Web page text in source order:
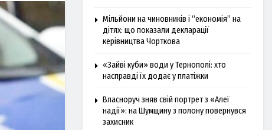
Мільйони на чиновників і “економія” на
дітях: що показали декларації
керівництва Чорткова
«Зайві куби» води у Тернополі: хто
насправді їх додає у платіжки
Власноруч зняв свій портрет з «Алеї
надії»: на Шумщину з полону повернувся
захисник